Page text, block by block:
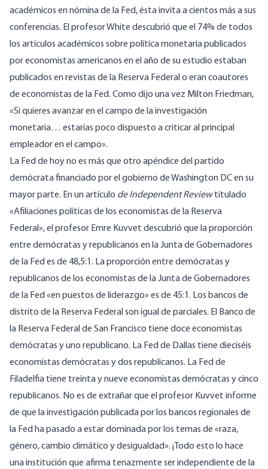
académicos en nómina de la Fed, ésta invita a cientos más a sus
conferencias. El profesor White descubrió que el 74% de todos
los artículos académicos sobre política monetaria publicados
por economistas americanos en el año de su estudio estaban
publicados en revistas de la Reserva Federal o eran coautores
de economistas de la Fed. Como dijo una vez Milton Friedman,
«Si quieres avanzar en el campo de la investigación
monetaria… estarías poco dispuesto a criticar al principal
empleador en el campo».
La Fed de hoy no es más que otro apéndice del partido
demócrata financiado por el gobierno de Washington DC en su
mayor parte. En un artículo de Independent Reviewtitulado
«Afiliaciones políticas de los economistas de la Reserva
Federal», el profesor Emre Kuvvet descubrió que la proporción
entre demócratas y republicanos en la Junta de Gobernadores
de la Fed es de 48,5:1. La proporción entre demócratas y
republicanos de los economistas de la Junta de Gobernadores
de la Fed «en puestos de liderazgo» es de 45:1. Los bancos de
distrito de la Reserva Federal son igual de parciales. El Banco de
la Reserva Federal de San Francisco tiene doce economistas
demócratas y uno republicano. La Fed de Dallas tiene dieciséis
economistas demócratas y dos republicanos. La Fed de
Filadelfia tiene treinta y nueve economistas demócratas y cinco
republicanos. No es de extrañar que el profesor Kuvvet informe
de que la investigación publicada por los bancos regionales de
la Fed ha pasado a estar dominada por los temas de «raza,
género, cambio climático y desigualdad». ¡Todo esto lo hace
una institución que afirma tenazmente ser independiente de la